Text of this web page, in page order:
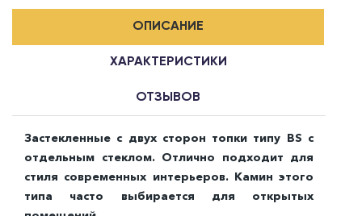
ОПИСАНИЕ
ХАРАКТЕРИСТИКИ
ОТЗЫВОВ
Застекленные с двух сторон топки типу BS с
отдельным стеклом. Отлично подходит для
стиля современных интерьеров. Камин этого
типа часто выбирается для открытых